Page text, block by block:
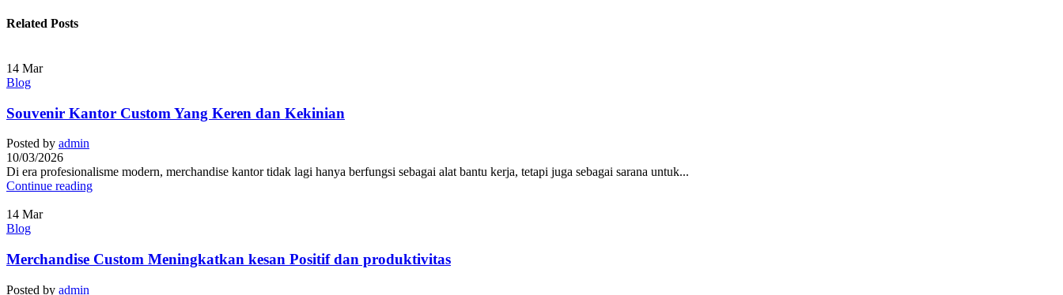
Related Posts
14 Mar
Blog
Souvenir Kantor Custom Yang Keren dan Kekinian
Posted by admin
10/03/2026
Di era profesionalisme modern, merchandise kantor tidak lagi hanya berfungsi sebagai alat bantu kerja, tetapi juga sebagai sarana untuk...
Continue reading
14 Mar
Blog
Merchandise Custom Meningkatkan kesan Positif dan produktivitas
Posted by admin